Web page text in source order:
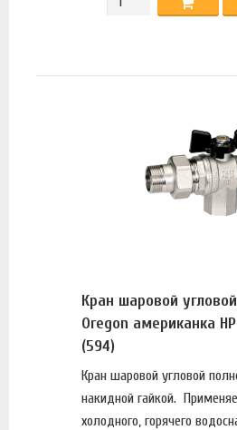
Кран шаровой
Oregon американка
(594)
Кран шаровой угловой
накидной гайкой.
холодного, горячего